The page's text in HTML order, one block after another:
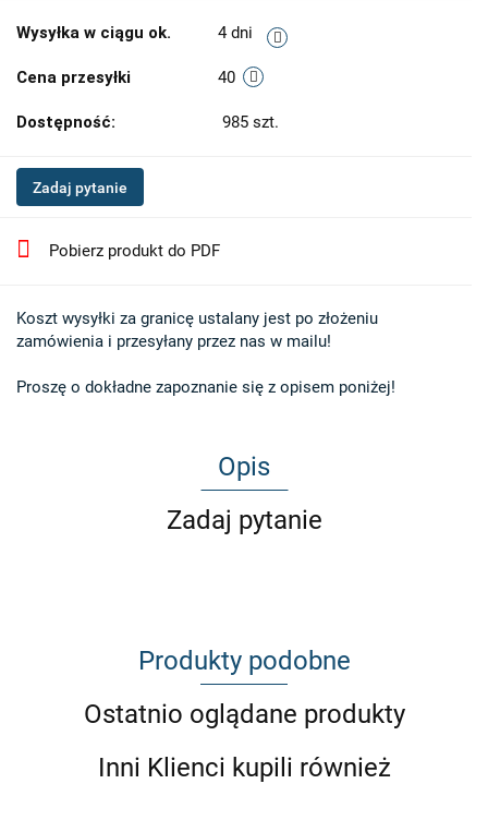
Wysyłka w ciągu ok. 4 dni
Cena przesyłki 40
Dostępność: 985 szt.
Zadaj pytanie
Pobierz produkt do PDF
Koszt wysyłki za granicę ustalany jest po złożeniu
zamówienia i przesyłany przez nas w mailu!
Proszę o dokładne zapoznanie się z opisem poniżej!
Opis
Zadaj pytanie
Produkty podobne
Ostatnio oglądane produkty
Inni Klienci kupili również